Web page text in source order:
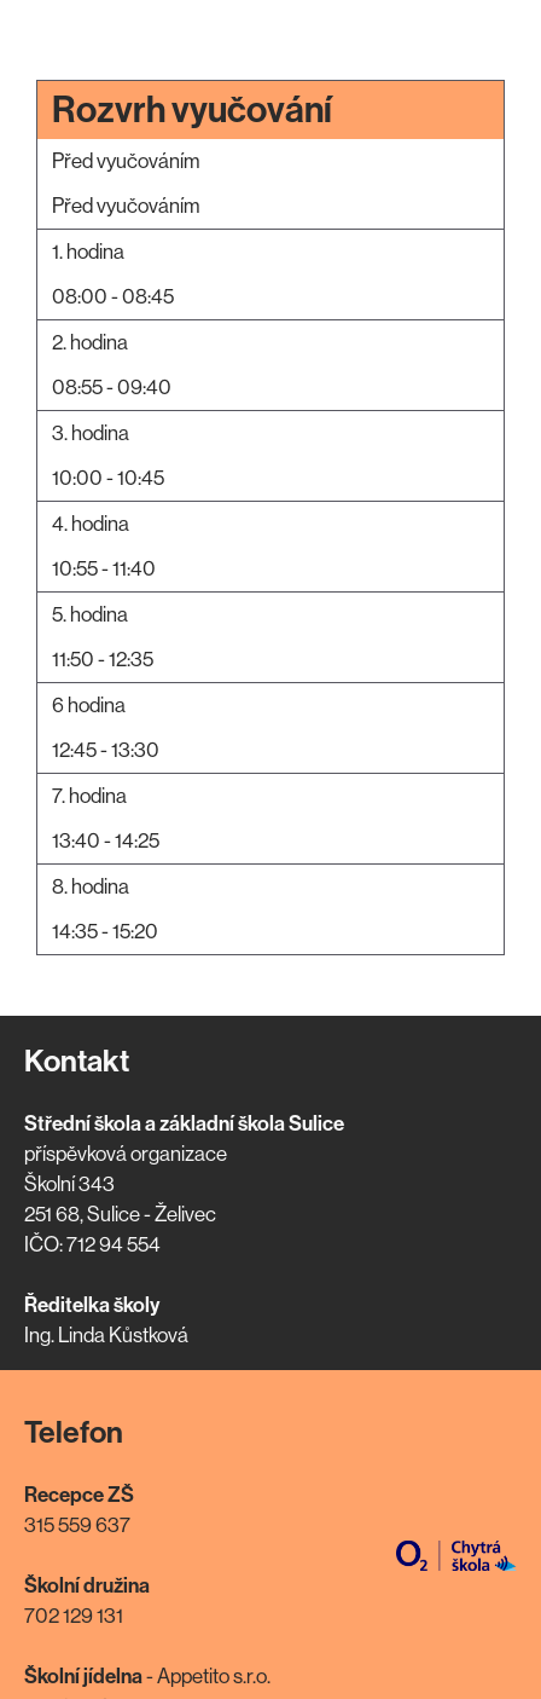
Rozvrh vyučování
Před vyučováním
Před vyučováním
1. hodina
08:00 - 08:45
2. hodina
08:55 - 09:40
3. hodina
10:00 - 10:45
4. hodina
10:55 - 11:40
5. hodina
11:50 - 12:35
6 hodina
12:45 - 13:30
7. hodina
13:40 - 14:25
8. hodina
14:35 - 15:20
Kontakt
Střední škola a základní škola Sulice
příspěvková organizace
Školní 343
251 68, Sulice - Želivec
IČO: 712 94 554
Ředitelka školy
Ing. Linda Kůstková
Telefon
Recepce ZŠ
315 559 637
Školní družina
702 129 131
Školní jídelna- Appetito s.r.o.